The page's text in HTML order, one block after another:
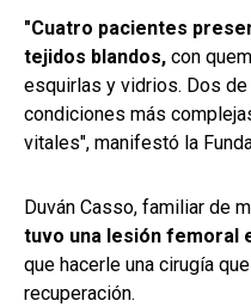
"Cuatro pacientes
tejidos blandos, con
esquirlas y vidrios. Dos
condiciones más
vitales", manifestó la
Duván Casso, familiar de
tuvo una lesión femoral
que hacerle una cirugía
recuperación.